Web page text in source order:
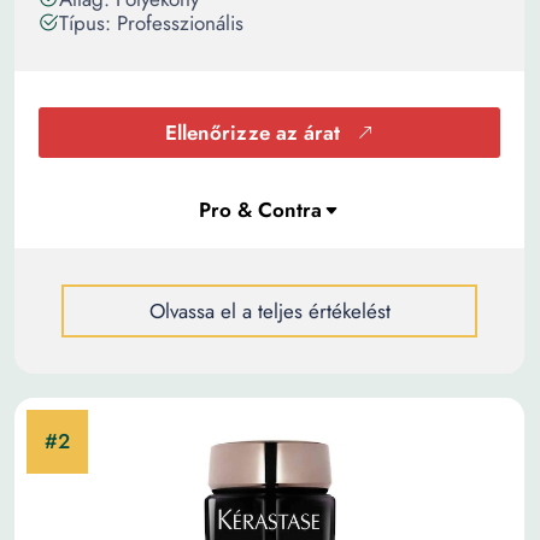
Típus: Professzionális
Ellenőrizze az árat
Olvassa el a teljes értékelést